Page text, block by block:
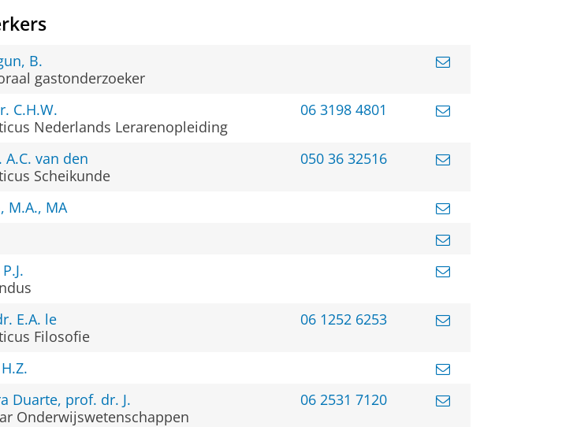
B.
gastonderzoeker
C.H.W.
Nederlands Lerarenopleiding
06 3198 4801
A.C. van den
Scheikunde
050 36 32516
M.A., MA
E.A. le
Filosofie
06 1252 6253
Duarte, prof. dr. J.
Onderwijswetenschappen
06 2531 7120